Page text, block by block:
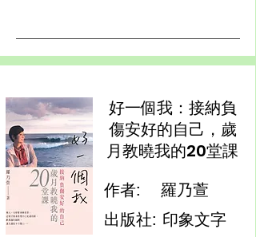
好一個我：接納負
傷安好的自己，歲
月教曉我的20堂課
作者:
羅乃萱
出版社: 印象文字